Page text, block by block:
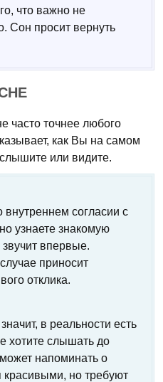
что важно не
Сон просит вернуть
часто точнее любого
как Вы на самом
слышите или видите.
внутреннем согласии с
узнаете знакомую
впервые.
приносит
отклика.
в реальности есть
хотите слышать до
напоминать о
красивыми, но требуют